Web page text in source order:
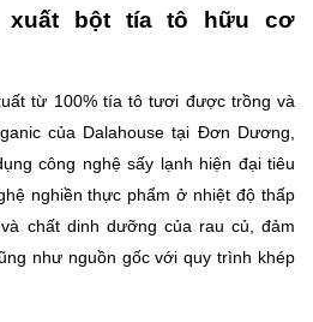
xuất bột tía tô hữu cơ
từ 100% tía tô tươi được trồng và
của Dalahouse tại Đơn Dương,
công nghệ sấy lạnh hiện đại tiêu
nghiền thực phẩm ở nhiệt độ thấp
chất dinh dưỡng của rau củ, đảm
như nguồn gốc với quy trình khép